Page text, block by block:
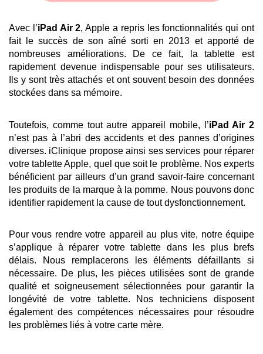
Avec l’iPad Air 2, Apple a repris les fonctionnalités qui ont
fait le succès de son aîné sorti en 2013 et apporté de
nombreuses améliorations. De ce fait, la tablette est
rapidement devenue indispensable pour ses utilisateurs.
Ils y sont très attachés et ont souvent besoin des données
stockées dans sa mémoire.
Toutefois, comme tout autre appareil mobile, l’iPad Air 2
n’est pas à l’abri des accidents et des pannes d’origines
diverses. iClinique propose ainsi ses services pour réparer
votre tablette Apple, quel que soit le problème. Nos experts
bénéficient par ailleurs d’un grand savoir-faire concernant
les produits de la marque à la pomme. Nous pouvons donc
identifier rapidement la cause de tout dysfonctionnement.
Pour vous rendre votre appareil au plus vite, notre équipe
s’applique à réparer votre tablette dans les plus brefs
délais. Nous remplacerons les éléments défaillants si
nécessaire. De plus, les pièces utilisées sont de grande
qualité et soigneusement sélectionnées pour garantir la
longévité de votre tablette. Nos techniciens disposent
également des compétences nécessaires pour résoudre
les problèmes liés à votre carte mère.